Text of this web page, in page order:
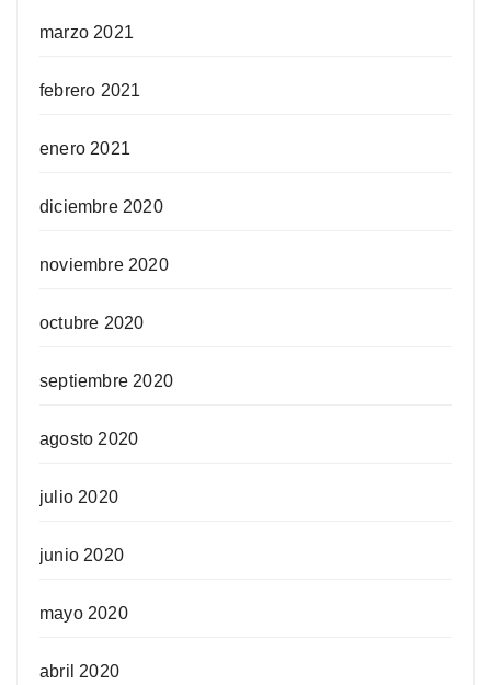
marzo 2021
febrero 2021
enero 2021
diciembre 2020
noviembre 2020
octubre 2020
septiembre 2020
agosto 2020
julio 2020
junio 2020
mayo 2020
abril 2020